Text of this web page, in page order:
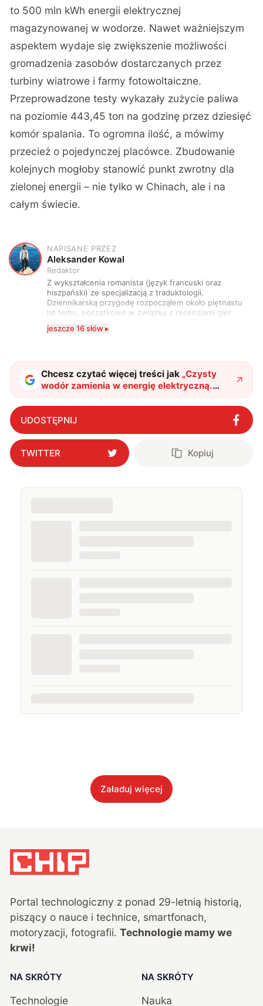
to 500 mln kWh energii elektrycznej
magazynowanej w wodorze. Nawet ważniejszym
aspektem wydaje się zwiększenie możliwości
gromadzenia zasobów dostarczanych przez
turbiny wiatrowe i farmy fotowoltaiczne.
Przeprowadzone testy wykazały zużycie paliwa
na poziomie 443,45 ton na godzinę przez dziesięć
komór spalania. To ogromna ilość, a mówimy
przecież o pojedynczej placówce. Zbudowanie
kolejnych mogłoby stanowić punkt zwrotny dla
zielonej energii – nie tylko w Chinach, ale i na
całym świecie.
A
NAPISANE PRZEZ
Aleksander Kowal
Redaktor
Z wykształcenia romanista (język francuski oraz
hiszpański) ze specjalizacją z traduktologii.
Dziennikarską przygodę rozpocząłem około piętnastu
lat temu, początkowo w związku z recenzjami gier
komputerowych i filmów. Obecnie publikuję
zdecydowanie częściej na tematy związane z nauką
także uprawiać oraz oglądać sport.
jeszcze 16 słów ▸
Chcesz czytać więcej treści jak „Czysty
wodór zamienia w energię elektryczną.
Pierwszy taki generator już działa"?
UDOSTĘPNIJ
TWITTER Kopiuj
Załaduj więcej
Portal technologiczny z ponad 29-letnią historią,
piszący o nauce i technice, smartfonach,
motoryzacji, fotografii. Technologie mamy we
krwi!
NA SKRÓTY
Technologie
NA SKRÓTY
Nauka